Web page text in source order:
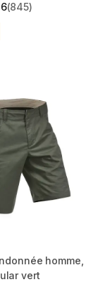
stars from 845
(845)
homme,
vert